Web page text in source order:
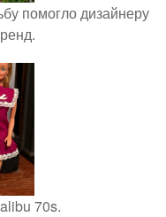
помогло дизайнеру
70s.